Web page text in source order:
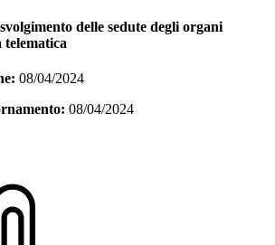
delle sedute degli organi
08/04/2024
08/04/2024